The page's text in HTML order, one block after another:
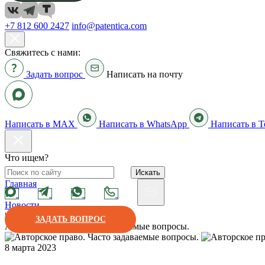
+7 812 600 2427 info@patentica.com
Свяжитесь с нами:
Задать вопрос Написать на почту
Написать в MAX Написать в WhatsApp Написать в
Что ищем?
Искать
ЗАДАТЬ ВОПРОС
Главная
|
Новости
|
Авторское право. Часто задаваемые вопросы.
8 марта 2023